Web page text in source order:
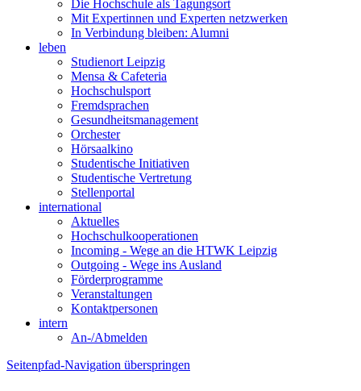
Die Hochschule als Tagungsort
Mit Expertinnen und Experten netzwerken
In Verbindung bleiben: Alumni
leben
Studienort Leipzig
Mensa & Cafeteria
Hochschulsport
Fremdsprachen
Gesundheitsmanagement
Orchester
Hörsaalkino
Studentische Initiativen
Studentische Vertretung
Stellenportal
international
Aktuelles
Hochschulkooperationen
Incoming - Wege an die HTWK Leipzig
Outgoing - Wege ins Ausland
Förderprogramme
Veranstaltungen
Kontaktpersonen
intern
An-/Abmelden
Seitenpfad-Navigation überspringen